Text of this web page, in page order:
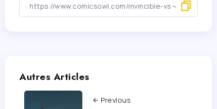
Autres Articles
Previous